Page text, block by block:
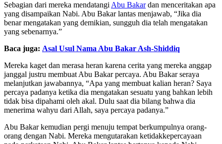
Sebagian dari mereka mendatangi Abu Bakardan menceritakan apa
yang disampaikan Nabi. Abu Bakar lantas menjawab, “Jika dia
benar mengatakan yang demikian, sungguh dia telah mengatakan
yang sebenarnya.”
Baca juga: Asal Usul Nama Abu Bakar Ash-Shiddiq
Mereka kaget dan merasa heran karena cerita yang mereka anggap
janggal justru membuat Abu Bakar percaya. Abu Bakar seraya
melanjutkan jawabannya, “Apa yang membuat kalian heran? Saya
percaya padanya ketika dia mengatakan sesuatu yang bahkan lebih
tidak bisa dipahami oleh akal. Dulu saat dia bilang bahwa dia
menerima wahyu dari Allah, saya percaya padanya.”
Abu Bakar kemudian pergi menuju tempat berkumpulnya orang-
orang dengan Nabi. Mereka mengutarakan ketidakkepercayaan